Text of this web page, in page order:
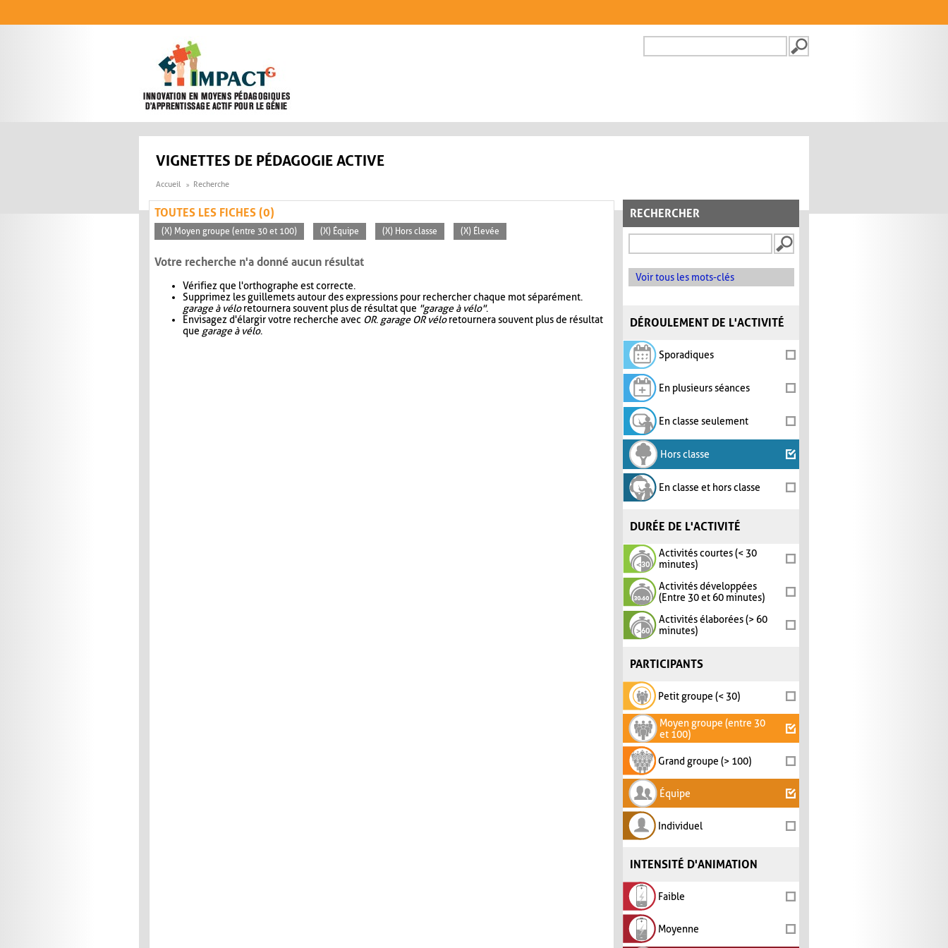
FORMULAIRE DE
VIGNETTES DE PÉDAGOGIE ACTIVE
Accueil Recherche
RECHERCHER
Voir tous les mots-clés
DÉROULEMENT DE L'ACTIVITÉ
Sporadiques
En plusieurs séances
En classe seulement
Hors classe
En classe et hors classe
DURÉE DE L'ACTIVITÉ
Activités courtes (< 30
minutes)
Activités développées
(Entre 30 et 60 minutes)
Activités élaborées (> 60
minutes)
PARTICIPANTS
Petit groupe (< 30)
Moyen groupe (entre 30
et 100)
Grand groupe (> 100)
Équipe
Individuel
INTENSITÉ D'ANIMATION
Faible
Moyenne
TOUTES LES FICHES (0)
(X) Moyen groupe (entre 30 et 100) (X) Équipe (X) Hors classe (X) Élevée
Votre recherche n'a donné aucun résultat
Vérifiez que l'orthographe est correcte.
Supprimez les guillemets autour des expressions pour rechercher chaque mot séparément.
garage à véloretournera souvent plus de résultat que "garage à vélo".
Envisagez d'élargir votre recherche avec OR. garage OR véloretournera souvent plus de résultat
que garage à vélo.